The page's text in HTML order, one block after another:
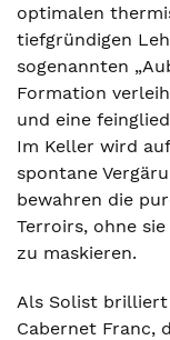
optimalen
tiefgründigen
sogenannten
Formation
und eine
Im Keller wird
spontane
bewahren die
Terroirs, ohne
zu maskieren.
Als Solist brilliert
Cabernet Franc,